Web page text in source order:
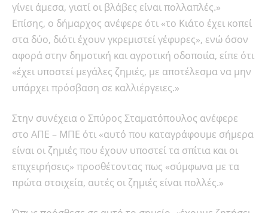
γίνει άμεσα, γιατί οι βλάβες είναι πολλαπλές.»
Επίσης, ο δήμαρχος ανέφερε ότι «το Κιάτο έχει κοπεί
στα δύο, διότι έχουν γκρεμιστεί γέφυρες», ενώ όσον
αφορά στην δημοτική και αγροτική οδοποιία, είπε ότι
«έχει υποστεί μεγάλες ζημιές, με αποτέλεσμα να μην
υπάρχει πρόσβαση σε καλλιέργειες.»
Στην συνέχεια ο Σπύρος Σταματόπουλος ανέφερε
στο ΑΠΕ – ΜΠΕ ότι «αυτό που καταγράφουμε σήμερα
είναι οι ζημιές που έχουν υποστεί τα σπίτια και οι
επιχειρήσεις» προσθέτοντας πως «σύμφωνα με τα
πρώτα στοιχεία, αυτές οι ζημιές είναι πολλές.»